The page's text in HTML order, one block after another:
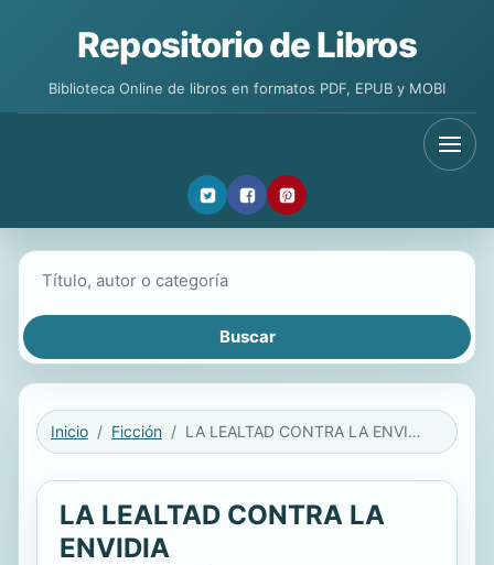
Repositorio de Libros
Biblioteca Online de libros en formatos PDF, EPUB y MOBI
Inicio Ficción LA LEALTAD CONTRA LA ENVIDIA
LA LEALTAD CONTRA LA
ENVIDIA